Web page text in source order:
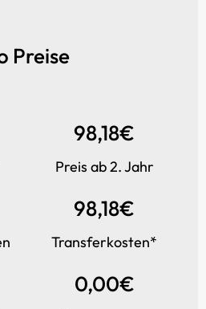
Preise
98,18€
Preis ab 2. Jahr
98,18€
Transfer­kosten*
0,00€